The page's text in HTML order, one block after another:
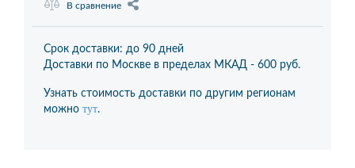
В сравнение
Срок доставки: до 90 дней
Доставки по Москве в пределах МКАД - 600 руб.
Узнать стоимость доставки по другим регионам
можно тут.